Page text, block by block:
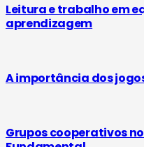
Leitura e trabalho em
aprendizagem
A importância dos
Grupos cooperativos